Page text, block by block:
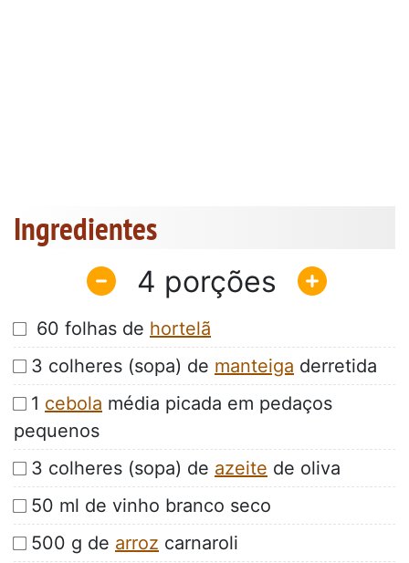
Ingredientes
4
60 folhas de hortelã
3 colheres (sopa) de manteiga derretida
1 cebola média picada em pedaços
pequenos
3 colheres (sopa) de azeite de oliva
50 ml de vinho branco seco
500 g de arroz carnaroli